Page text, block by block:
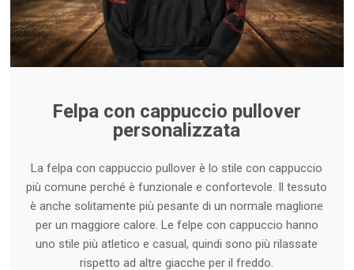
Felpa con cappuccio pullover
personalizzata
La felpa con cappuccio pullover è lo stile con cappuccio
più comune perché è funzionale e confortevole. Il tessuto
è anche solitamente più pesante di un normale maglione
per un maggiore calore. Le felpe con cappuccio hanno
uno stile più atletico e casual, quindi sono più rilassate
rispetto ad altre giacche per il freddo.